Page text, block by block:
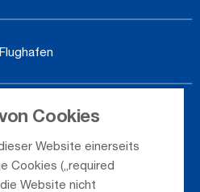
Cookies
Website einerseits
Cookies („required
Website nicht